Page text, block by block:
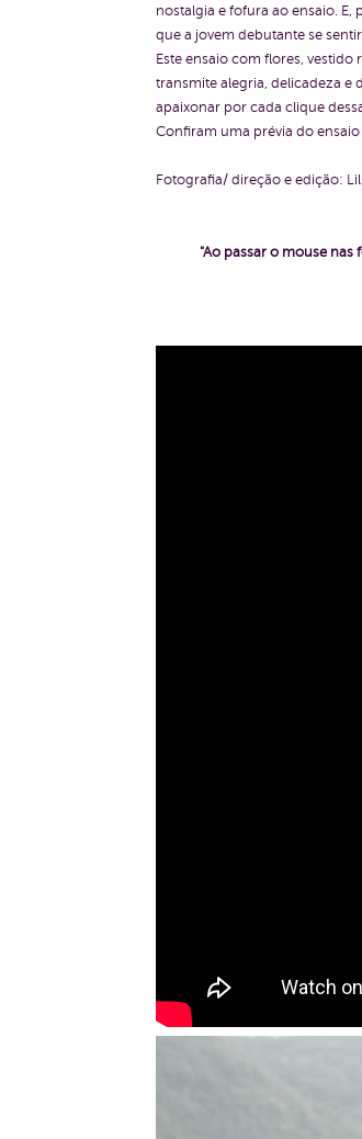
nostalgia e fofura ao ensaio.
que a jovem debutante se
Este ensaio com flores,
transmite alegria, delicadeza e
apaixonar por cada clique
Confiram uma prévia do ensaio
Fotografia/ direção e edição:
"Ao passar o mouse